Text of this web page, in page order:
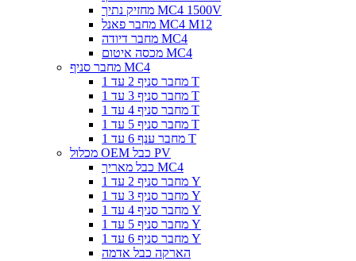
מחזיק נתיך MC4 1500V
מחבר פאנל MC4 M12
מחבר דיודה MC4
מכסה איטום MC4
מחבר סניף MC4
מחבר סניף 2 עד 1 T
מחבר סניף 3 עד 1 T
מחבר סניף 4 עד 1 T
מחבר סניף 5 עד 1 T
מחבר ענף 6 עד 1 T
מכלול OEM כבל PV
כבל מאריך MC4
מחבר סניף 2 עד 1 Y
מחבר סניף 3 עד 1 Y
מחבר סניף 4 עד 1 Y
מחבר סניף 5 עד 1 Y
מחבר סניף 6 עד 1 Y
הארקה כבל אדמה